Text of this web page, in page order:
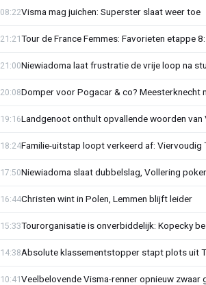
Visma mag juichen: Superster slaat weer toe
08:22
Tour de France Femmes: Favorieten etappe
21:21
Niewiadoma laat frustratie de vrije loop na
21:00
Domper voor Pogacar & co? Meesterknecht
20:08
Landgenoot onthult opvallende woorden
19:16
Familie-uitstap loopt verkeerd af: Viervoudig
18:24
Niewiadoma slaat dubbelslag, Vollering
17:50
Christen wint in Polen, Lemmen blijft leider
16:44
Tourorganisatie is onverbiddelijk: Kopecky
15:33
Absolute klassementstopper stapt plots uit
14:38
Veelbelovende Visma-renner opnieuw zwaar
10:41